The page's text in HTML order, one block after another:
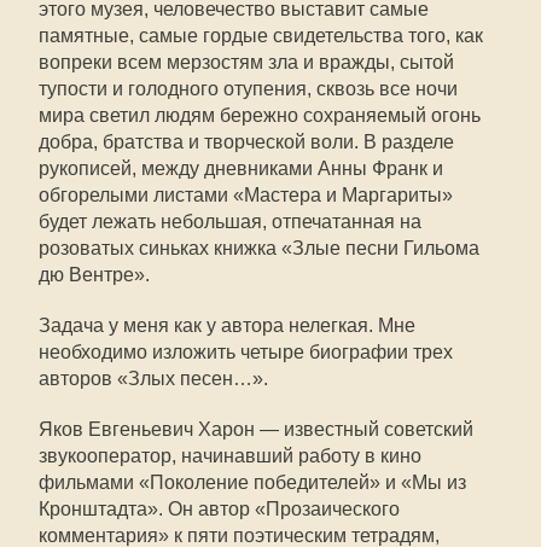
этого музея, человечество выставит самые
памятные, самые гордые свидетельства того, как
вопреки всем мерзостям зла и вражды, сытой
тупости и голодного отупения, сквозь все ночи
мира светил людям бережно сохраняемый огонь
добра, братства и творческой воли. В разделе
рукописей, между дневниками Анны Франк и
обгорелыми листами «Мастера и Маргариты»
будет лежать небольшая, отпечатанная на
розоватых синьках книжка «Злые песни Гильома
дю Вентре».
Задача у меня как у автора нелегкая. Мне
необходимо изложить четыре биографии трех
авторов «Злых песен…».
Яков Евгеньевич Харон — известный советский
звукооператор, начинавший работу в кино
фильмами «Поколение победителей» и «Мы из
Кронштадта». Он автор «Прозаического
комментария» к пяти поэтическим тетрадям,